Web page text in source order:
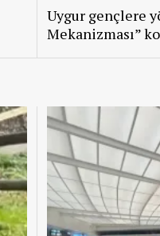
Uygur gençlere
Mekanizması”